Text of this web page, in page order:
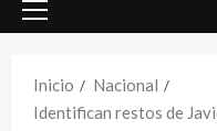
Menú
Inicio
Nacional
Identifican restos de